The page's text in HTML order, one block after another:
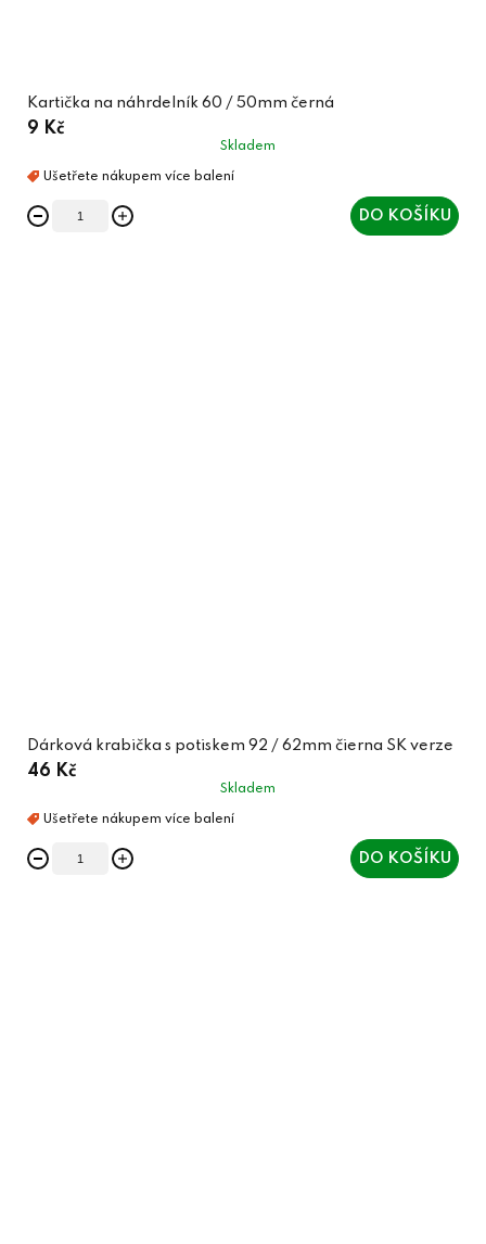
Kartička na náhrdelník 60 / 50mm černá
9 Kč
Skladem
DO KOŠÍKU
Dárková krabička s potiskem 92 / 62mm čierna SK verze
46 Kč
Skladem
DO KOŠÍKU